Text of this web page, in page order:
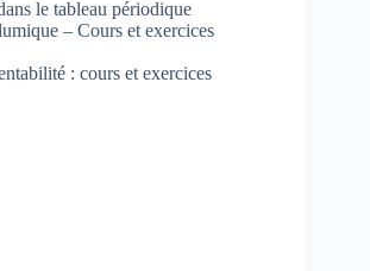
le tableau périodique
– Cours et exercices
: cours et exercices